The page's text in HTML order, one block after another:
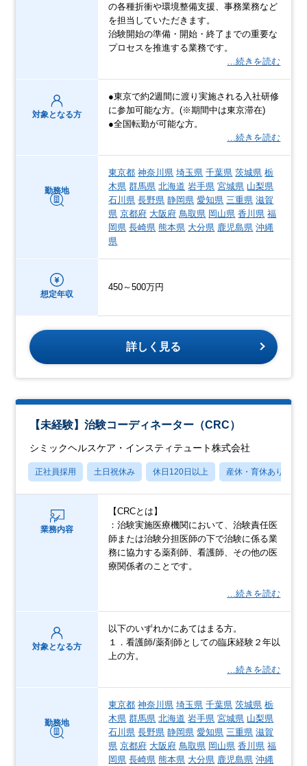
の各種折衝や環境整備支援、事務業務など
を担当していただきます。
治験開始の準備・開始・終了までの重要な
プロセスを推進する業務です。
…続きを読む
対象となる方
●東京で約2週間に渡り実施される入社研修
に参加可能な方。(※期間中は東京滞在)
●全国転勤が可能な方。
…続きを読む
勤務地
東京都 神奈川県 埼玉県 千葉県 茨城県 栃
木県 群馬県 北海道 岩手県 宮城県 山梨県
石川県 長野県 静岡県 愛知県 三重県 滋賀
県 京都府 大阪府 鳥取県 岡山県 香川県 福
岡県 長崎県 熊本県 大分県 鹿児島県 沖縄
県
想定年収
450～500万円
詳しく見る
【未経験】治験コーディネーター（CRC）
シミックヘルスケア・インスティテュート株式会社
正社員採用 土日祝休み 休日120日以上 産休・育休あり
業務内容
【CRCとは】
：治験実施医療機関において、治験責任医
師または治験分担医師の下で治験に係る業
務に協力する薬剤師、看護師、その他の医
療関係者のことです。
…続きを読む
対象となる方
以下のいずれかにあてはまる方。
１．看護師/薬剤師としての臨床経験２年以
上の方。
…続きを読む
勤務地
東京都 神奈川県 埼玉県 千葉県 茨城県 栃
木県 群馬県 北海道 岩手県 宮城県 山梨県
石川県 長野県 静岡県 愛知県 三重県 滋賀
県 京都府 大阪府 鳥取県 岡山県 香川県 福
岡県 長崎県 熊本県 大分県 鹿児島県 沖縄